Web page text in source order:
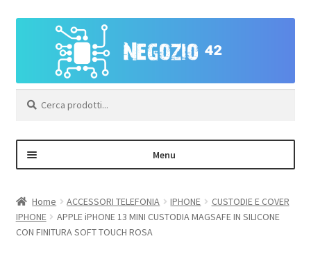
navigazione
contenuto
Menu
Area Personale – Registrazione
Home ACCESSORI TELEFONIA IPHONE
CUSTODIE E COVER
IPHONE
APPLE iPHONE 13 MINI CUSTODIA MAGSAFE IN SILICONE
CON FINITURA SOFT TOUCH ROSA